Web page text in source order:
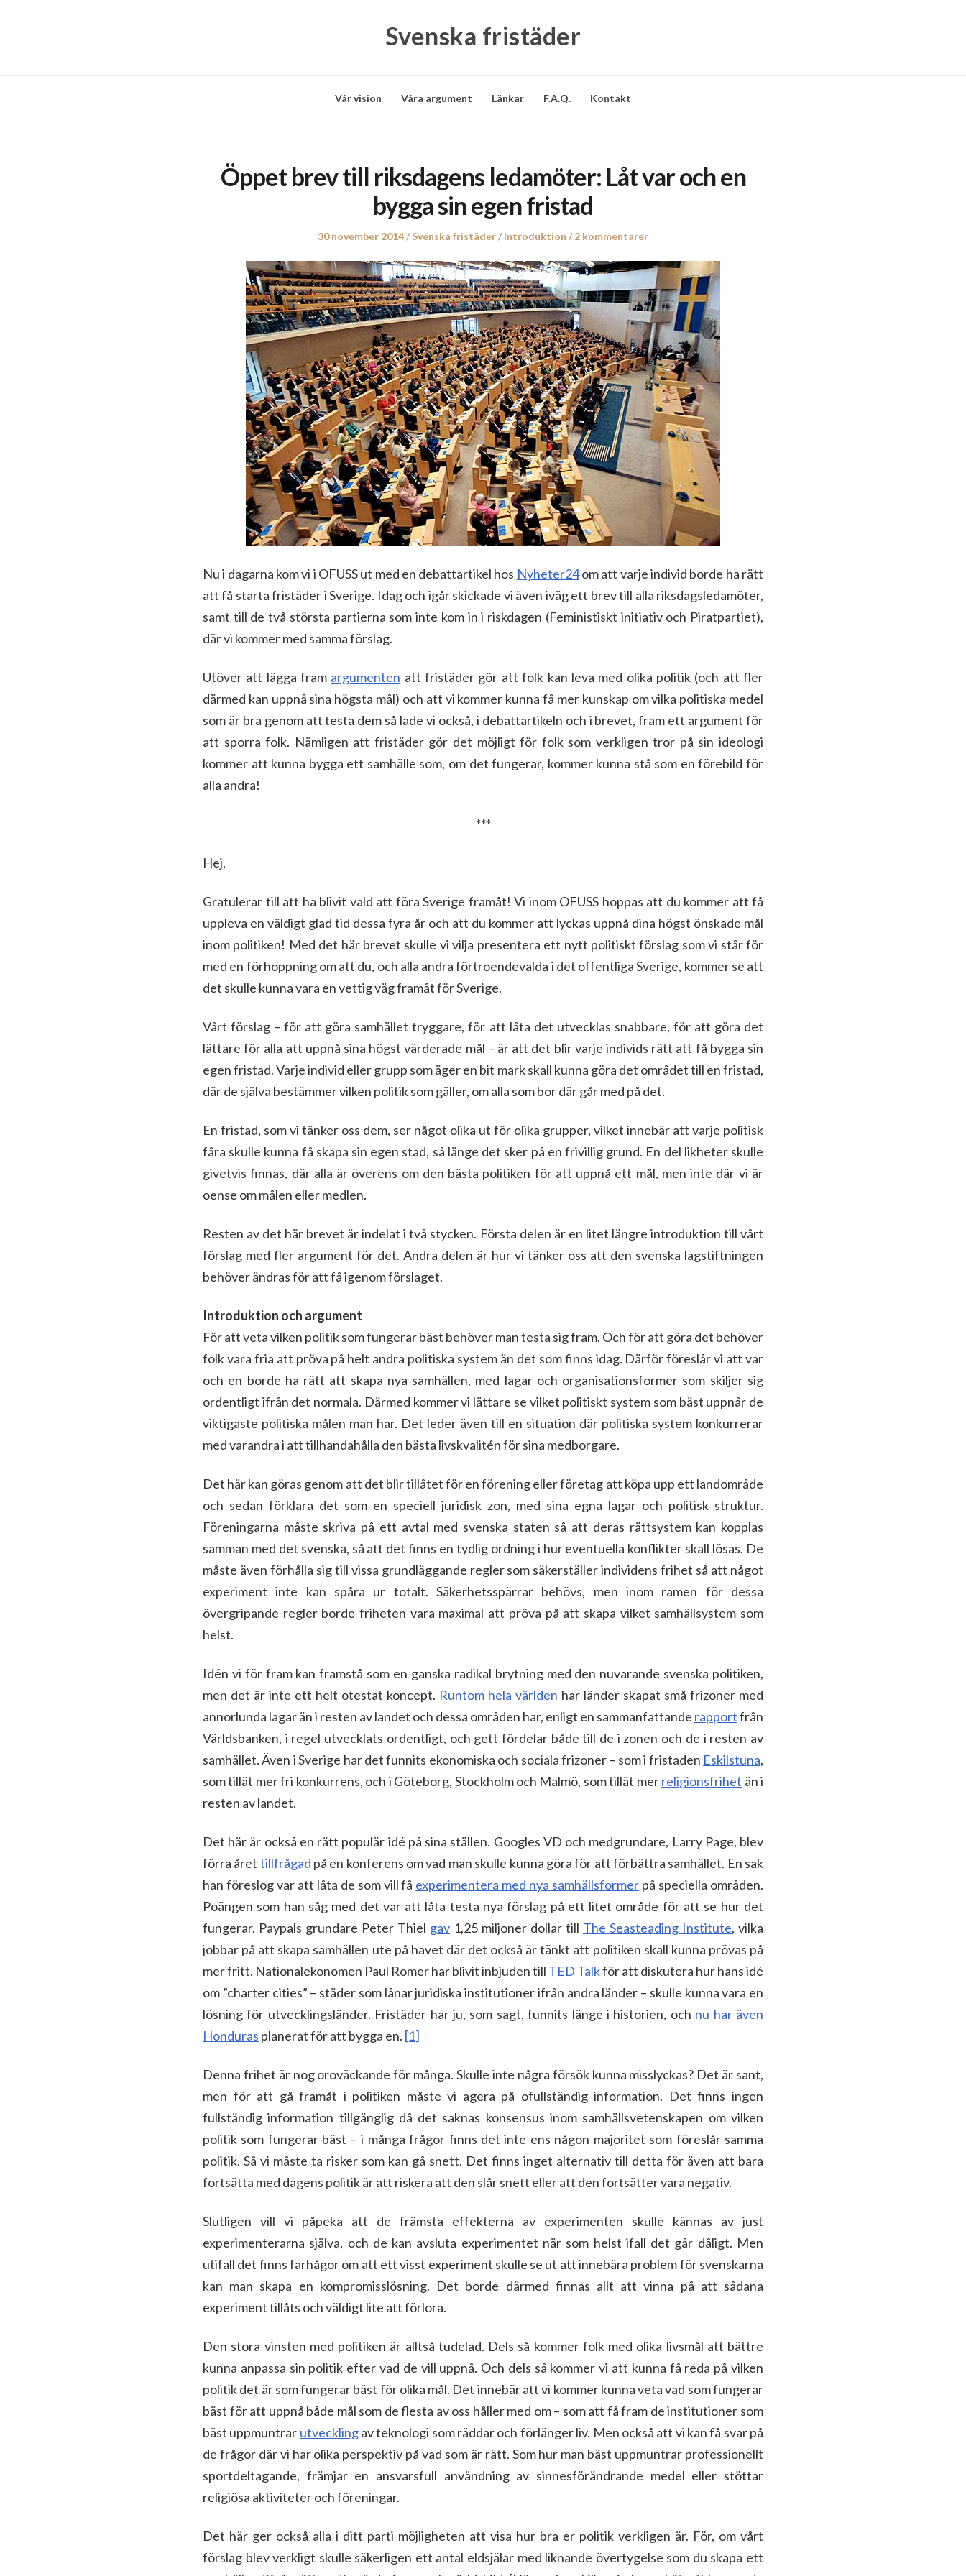
Svenska fristäder
Vår vision Våra argument Länkar F.A.Q. Kontakt
Öppet brev till riksdagens ledamöter: Låt var och en
bygga sin egen fristad
Posted
30 november 2014 Author
Svenska fristäder
Posted
Introduktion 2 kommentarer
Nu i dagarna kom vi i OFUSS ut med en debattartikel hos Nyheter24om att varje individ borde ha rätt
att få starta fristäder i Sverige. Idag och igår skickade vi även iväg ett brev till alla riksdagsledamöter,
samt till de två största partierna som inte kom in i riskdagen (Feministiskt initiativ och Piratpartiet),
där vi kommer med samma förslag.
Utöver att lägga fram argumenten att fristäder gör att folk kan leva med olika politik (och att fler
därmed kan uppnå sina högsta mål) och att vi kommer kunna få mer kunskap om vilka politiska medel
som är bra genom att testa dem så lade vi också, i debattartikeln och i brevet, fram ett argument för
att sporra folk. Nämligen att fristäder gör det möjligt för folk som verkligen tror på sin ideologi
kommer att kunna bygga ett samhälle som, om det fungerar, kommer kunna stå som en förebild för
alla andra!
***
Hej,
Gratulerar till att ha blivit vald att föra Sverige framåt! Vi inom OFUSS hoppas att du kommer att få
uppleva en väldigt glad tid dessa fyra år och att du kommer att lyckas uppnå dina högst önskade mål
inom politiken! Med det här brevet skulle vi vilja presentera ett nytt politiskt förslag som vi står för
med en förhoppning om att du, och alla andra förtroendevalda i det offentliga Sverige, kommer se att
det skulle kunna vara en vettig väg framåt för Sverige.
Vårt förslag – för att göra samhället tryggare, för att låta det utvecklas snabbare, för att göra det
lättare för alla att uppnå sina högst värderade mål – är att det blir varje individs rätt att få bygga sin
egen fristad. Varje individ eller grupp som äger en bit mark skall kunna göra det området till en fristad,
där de själva bestämmer vilken politik som gäller, om alla som bor där går med på det.
En fristad, som vi tänker oss dem, ser något olika ut för olika grupper, vilket innebär att varje politisk
fåra skulle kunna få skapa sin egen stad, så länge det sker på en frivillig grund. En del likheter skulle
givetvis finnas, där alla är överens om den bästa politiken för att uppnå ett mål, men inte där vi är
oense om målen eller medlen.
Resten av det här brevet är indelat i två stycken. Första delen är en litet längre introduktion till vårt
förslag med fler argument för det. Andra delen är hur vi tänker oss att den svenska lagstiftningen
behöver ändras för att få igenom förslaget.
Introduktion och argument
För att veta vilken politik som fungerar bäst behöver man testa sig fram. Och för att göra det behöver
folk vara fria att pröva på helt andra politiska system än det som finns idag. Därför föreslår vi att var
och en borde ha rätt att skapa nya samhällen, med lagar och organisationsformer som skiljer sig
ordentligt ifrån det normala. Därmed kommer vi lättare se vilket politiskt system som bäst uppnår de
viktigaste politiska målen man har. Det leder även till en situation där politiska system konkurrerar
med varandra i att tillhandahålla den bästa livskvalitén för sina medborgare.
Det här kan göras genom att det blir tillåtet för en förening eller företag att köpa upp ett landområde
och sedan förklara det som en speciell juridisk zon, med sina egna lagar och politisk struktur.
Föreningarna måste skriva på ett avtal med svenska staten så att deras rättsystem kan kopplas
samman med det svenska, så att det finns en tydlig ordning i hur eventuella konflikter skall lösas. De
måste även förhålla sig till vissa grundläggande regler som säkerställer individens frihet så att något
experiment inte kan spåra ur totalt. Säkerhetsspärrar behövs, men inom ramen för dessa
övergripande regler borde friheten vara maximal att pröva på att skapa vilket samhällsystem som
helst.
Idén vi för fram kan framstå som en ganska radikal brytning med den nuvarande svenska politiken,
men det är inte ett helt otestat koncept. Runtom hela världen har länder skapat små frizoner med
annorlunda lagar än i resten av landet och dessa områden har, enligt en sammanfattande rapportfrån
Världsbanken, i regel utvecklats ordentligt, och gett fördelar både till de i zonen och de i resten av
samhället. Även i Sverige har det funnits ekonomiska och sociala frizoner – som i fristaden Eskilstuna,
som tillät mer fri konkurrens, och i Göteborg, Stockholm och Malmö, som tillät merreligionsfrihet än i
resten av landet.
Det här är också en rätt populär idé på sina ställen. Googles VD och medgrundare, Larry Page, blev
förra året tillfrågad på en konferens om vad man skulle kunna göra för att förbättra samhället. En sak
han föreslog var att låta de som vill få experimentera med nya samhällsformer på speciella områden.
Poängen som han såg med det var att låta testa nya förslag på ett litet område för att se hur det
fungerar. Paypals grundare Peter Thiel gav 1,25 miljoner dollar till The Seasteading Institute, vilka
jobbar på att skapa samhällen ute på havet där det också är tänkt att politiken skall kunna prövas på
mer fritt. Nationalekonomen Paul Romer har blivit inbjuden till TED Talkför att diskutera hur hans idé
om ”charter cities” – städer som lånar juridiska institutioner ifrån andra länder – skulle kunna vara en
lösning för utvecklingsländer. Fristäder har ju, som sagt, funnits länge i historien, och nu har även
Honduras planerat för att bygga en. [1]
Denna frihet är nog oroväckande för många. Skulle inte några försök kunna misslyckas? Det är sant,
men för att gå framåt i politiken måste vi agera på ofullständig information. Det finns ingen
fullständig information tillgänglig då det saknas konsensus inom samhällsvetenskapen om vilken
politik som fungerar bäst – i många frågor finns det inte ens någon majoritet som föreslår samma
politik. Så vi måste ta risker som kan gå snett. Det finns inget alternativ till detta för även att bara
fortsätta med dagens politik är att riskera att den slår snett eller att den fortsätter vara negativ.
Slutligen vill vi påpeka att de främsta effekterna av experimenten skulle kännas av just
experimenterarna själva, och de kan avsluta experimentet när som helst ifall det går dåligt. Men
utifall det finns farhågor om att ett visst experiment skulle se ut att innebära problem för svenskarna
kan man skapa en kompromisslösning. Det borde därmed finnas allt att vinna på att sådana
experiment tillåts och väldigt lite att förlora.
Den stora vinsten med politiken är alltså tudelad. Dels så kommer folk med olika livsmål att bättre
kunna anpassa sin politik efter vad de vill uppnå. Och dels så kommer vi att kunna få reda på vilken
politik det är som fungerar bäst för olika mål. Det innebär att vi kommer kunna veta vad som fungerar
bäst för att uppnå både mål som de flesta av oss håller med om – som att få fram de institutioner som
bäst uppmuntrar utvecklingav teknologi som räddar och förlänger liv. Men också att vi kan få svar på
de frågor där vi har olika perspektiv på vad som är rätt. Som hur man bäst uppmuntrar professionellt
sportdeltagande, främjar en ansvarsfull användning av sinnesförändrande medel eller stöttar
religiösa aktiviteter och föreningar.
Det här ger också alla i ditt parti möjligheten att visa hur bra er politik verkligen är. För, om vårt
förslag blev verkligt skulle säkerligen ett antal eldsjälar med liknande övertygelse som du skapa ett